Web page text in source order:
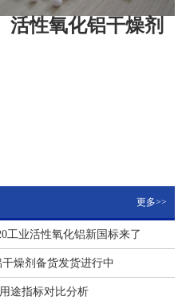
活性氧化铝干燥剂
更多>>
工业活性氧化铝新国标来了
燥剂备货发货进行中
途指标对比分析